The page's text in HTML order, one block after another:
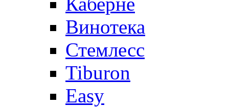
Винотека
Стемлесс
Tiburon
Easy